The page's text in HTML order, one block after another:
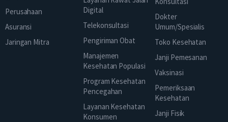
Perusahaan
Asuransi
Jaringan Mitra
Digital
Telekonsultasi
Pengiriman Obat
Manajemen
Kesehatan Populasi
Program Kesehatan
Pencegahan
Layanan Kesehatan
Konsumen
Dokter
Umum/Spesialis
Toko Kesehatan
Janji Pemesanan
Vaksinasi
Pemeriksaan
Kesehatan
Janji Fisik